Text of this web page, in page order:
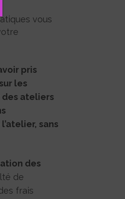
vous
pris
les
des ateliers
sans
des
de
frais